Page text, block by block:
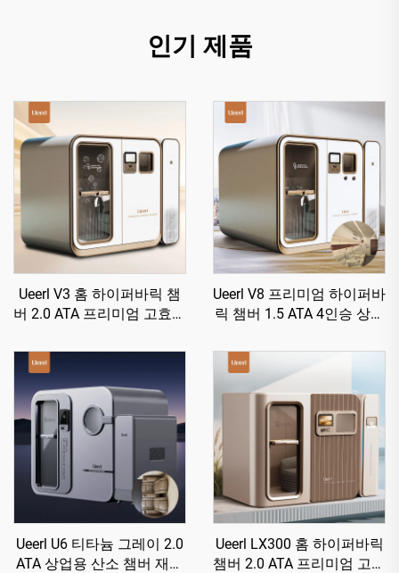
인기 제품
Ueerl V3 홈 하이퍼바릭 챔
버 2.0 ATA 프리미엄 고효율
Ueerl V8 프리미엄 하이퍼바
릭 챔버 1.5 ATA 4인승 상업
Ueerl U6 티타늄 그레이 2.0
ATA 상업용 산소 챔버 재활
Ueerl LX300 홈 하이퍼바릭
챔버 2.0 ATA 프리미엄 고효